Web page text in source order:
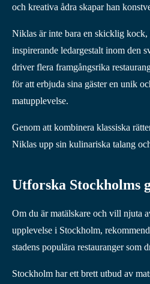
och kreativa ådra skapar han
Niklas är inte bara en skicklig kock,
inspirerande ledargestalt inom den
driver flera framgångsrika
för att erbjuda sina gäster en unik
matupplevelse.
Genom att kombinera klassiska
Niklas upp sin kulinariska talang
Utforska Stockholms
Om du är matälskare och vill njuta
upplevelse i Stockholm,
stadens populära restauranger som
Stockholm har ett brett utbud av